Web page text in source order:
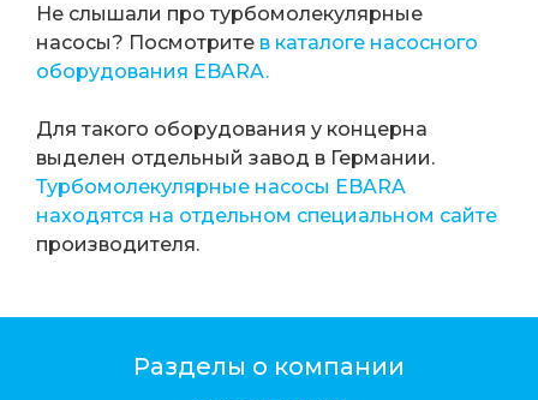
Не слышали про турбомолекулярные
насосы? Посмотрите в каталоге насосного
оборудования EBARA.
Для такого оборудования у концерна
выделен отдельный завод в Германии.
Турбомолекулярные насосы EBARA
находятся на отдельном специальном сайте
производителя.
Разделы о компании